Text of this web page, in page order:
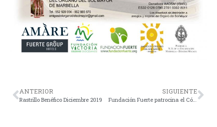
ANTERIOR
Rastrillo Benéfico Diciembre 2019
SIGUIENTE
Fundación Fuerte patrocina el Cómic “El misterio de la Calle Viento»